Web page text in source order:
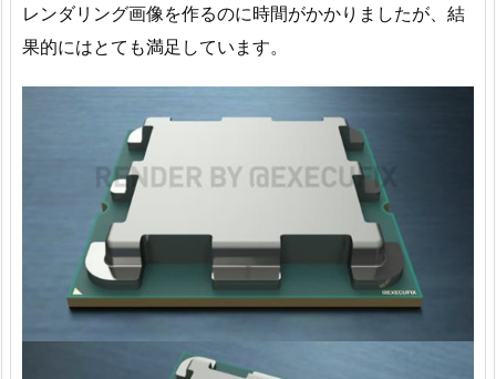
レンダリング画像を作るのに時間がかかりましたが、結
果的にはとても満足しています。